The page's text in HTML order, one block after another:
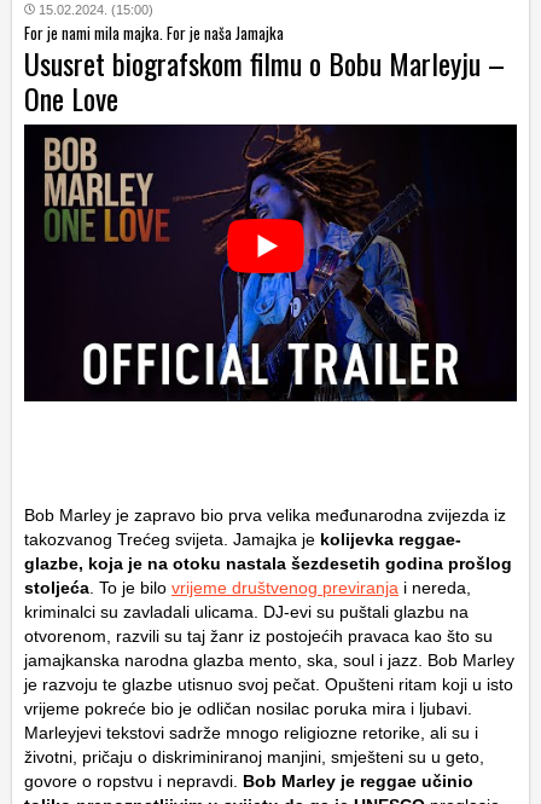
15.02.2024. (15:00)
For je nami mila majka. For je naša Jamajka
Ususret biografskom filmu o Bobu Marleyju –
One Love
Bob Marley je zapravo bio prva velika međunarodna zvijezda iz
takozvanog Trećeg svijeta. Jamajka je kolijevka reggae-
glazbe, koja je na otoku nastala šezdesetih godina prošlog
stoljeća . To je bilo vrijeme društvenog previranja i nereda,
kriminalci su zavladali ulicama. DJ-evi su puštali glazbu na
otvorenom, razvili su taj žanr iz postojećih pravaca kao što su
jamajkanska narodna glazba mento, ska, soul i jazz. Bob Marley
je razvoju te glazbe utisnuo svoj pečat. Opušteni ritam koji u isto
vrijeme pokreće bio je odličan nosilac poruka mira i ljubavi.
Marleyjevi tekstovi sadrže mnogo religiozne retorike, ali su i
životni, pričaju o diskriminiranoj manjini, smješteni su u geto,
govore o ropstvu i nepravdi. Bob Marley je reggae učinio